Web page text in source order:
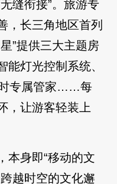
缝衔接”。旅游专
，长三角地区首列
”提供三大主题房
能灯光控制系统、
时专属管家……每
，让游客轻装上
本身即“移动的文
越时空的文化邂